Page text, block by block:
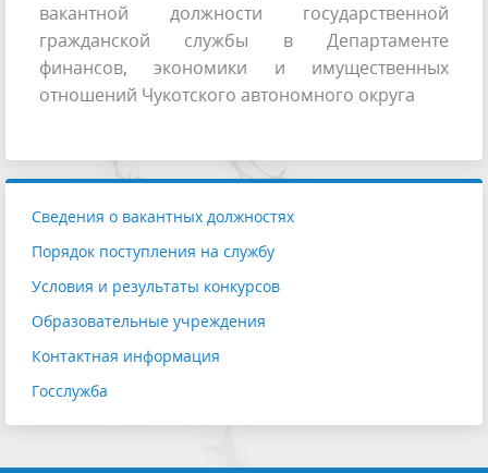
вакантной должности государственной
гражданской службы в Департаменте
финансов, экономики и имущественных
отношений Чукотского автономного округа
Сведения о вакантных должностях
Порядок поступления на службу
Условия и результаты конкурсов
Образовательные учреждения
Контактная информация
Госслужба